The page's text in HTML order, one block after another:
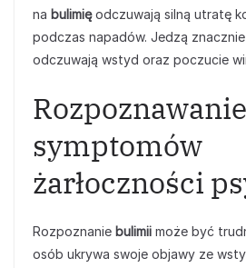
na bulimięodczuwają silną utratę
podczas napadów. Jedzą
odczuwają wstyd oraz poczucie
Rozpoznawanie
symptomów
żarłoczności
Rozpoznanie bulimii może być
osób ukrywa swoje objawy ze